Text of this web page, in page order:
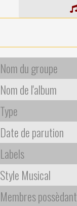
Nom du groupe
Nom de l'album
Type
Date de parution
Labels
Style Musical
Membres